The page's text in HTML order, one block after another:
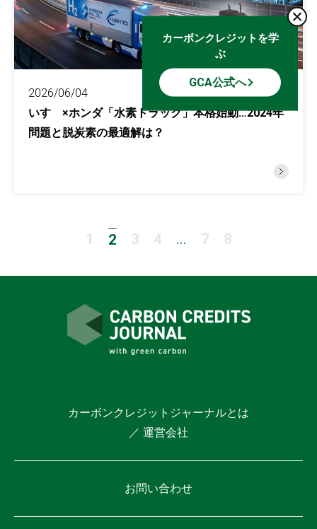
2026/06/04 PICKUP NEWS
いすゞ×ホンダ「水素トラック」本格始動…2024年
問題と脱炭素の最適解は？
1 2 3 4 ... 7 8
カーボンクレジットジャーナルとは
／ 運営会社
お問い合わせ
カーボンクレジットを学
ぶ
GCA公式へ